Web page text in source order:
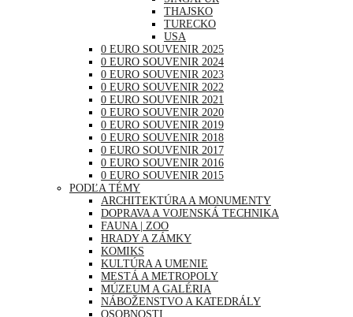
THAJSKO
TURECKO
USA
0 EURO SOUVENIR 2025
0 EURO SOUVENIR 2024
0 EURO SOUVENIR 2023
0 EURO SOUVENIR 2022
0 EURO SOUVENIR 2021
0 EURO SOUVENIR 2020
0 EURO SOUVENIR 2019
0 EURO SOUVENIR 2018
0 EURO SOUVENIR 2017
0 EURO SOUVENIR 2016
0 EURO SOUVENIR 2015
PODĽA TÉMY
ARCHITEKTÚRA A MONUMENTY
DOPRAVA A VOJENSKÁ TECHNIKA
FAUNA | ZOO
HRADY A ZÁMKY
KOMIKS
KULTÚRA A UMENIE
MESTÁ A METROPOLY
MÚZEUM A GALÉRIA
NÁBOŽENSTVO A KATEDRÁLY
OSOBNOSTI